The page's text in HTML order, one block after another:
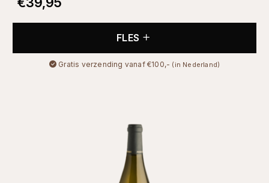
FLES
Gratis verzending vanaf €100,- (in Nederland)